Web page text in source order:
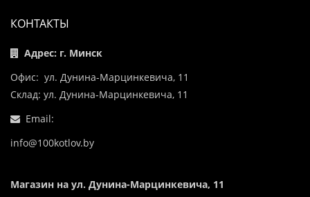
КОНТАКТЫ
Адрес: г. Минск
Офис: ул. Дунина-Марцинкевича, 11
Склад: ул. Дунина-Марцинкевича, 11
Email:
info@100kotlov.by
Магазин на ул. Дунина-Марцинкевича, 11